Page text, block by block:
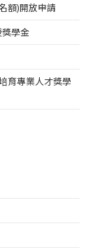
額)開放申請
獎學金
育專業人才獎學